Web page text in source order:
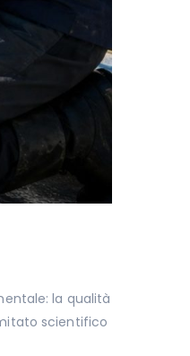
la qualità
scientifico